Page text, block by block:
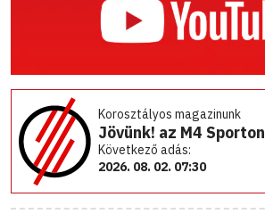
Korosztályos magazinunk
Jövünk! az M4 Sporton
Következő adás:
2026. 08. 02. 07:30